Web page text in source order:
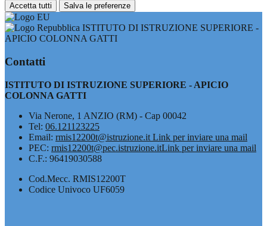
Accetta tutti Salva le preferenze
ISTITUTO DI ISTRUZIONE SUPERIORE -
APICIO COLONNA GATTI
Contatti
ISTITUTO DI ISTRUZIONE SUPERIORE - APICIO
COLONNA GATTI
Via Nerone, 1 ANZIO (RM) - Cap 00042
Tel: 06.121123225
Email: rmis12200t@istruzione.it Link per inviare una mail
PEC: rmis12200t@pec.istruzione.itLink per inviare una mail
C.F.: 96419030588
Cod.Mecc. RMIS12200T
Codice Univoco UF6059